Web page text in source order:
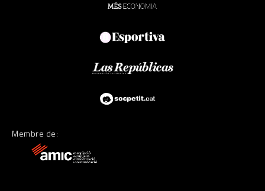
Membre de: